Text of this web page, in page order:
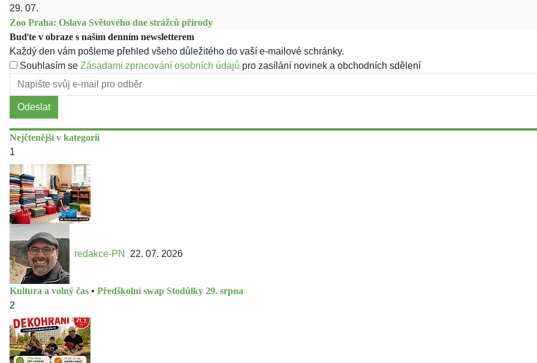
29. 07.
Zoo Praha: Oslava Světového dne strážců přírody
Buďte v obraze s naším denním newsletterem
Každý den vám pošleme přehled všeho důležitého do vaší e-mailové schránky.
Souhlasím se Zásadami zpracování osobních údajů pro zasílání novinek a obchodních sdělení
Odeslat
Nejčtenější v kategorii
1
redakce-PN 22. 07. 2026
Kultura a volný čas • Předškolní swap Stodůlky 29. srpna
2